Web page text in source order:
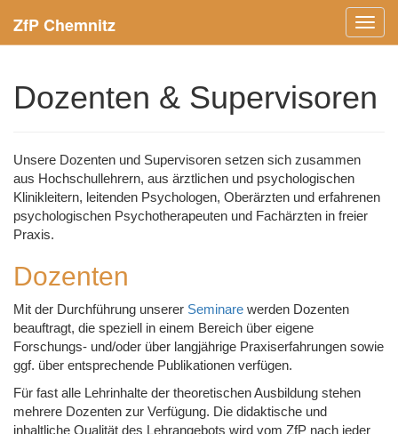
Menü
ein-/
ZfP Chemnitz
Dozenten & Supervisoren
Unsere Dozenten und Supervisoren setzen sich zusammen
aus Hochschullehrern, aus ärztlichen und psychologischen
Klinikleitern, leitenden Psychologen, Oberärzten und erfahrenen
psychologischen Psychotherapeuten und Fachärzten in freier
Praxis.
Dozenten
Mit der Durchführung unserer Seminare werden Dozenten
beauftragt, die speziell in einem Bereich über eigene
Forschungs- und/oder über langjährige Praxiserfahrungen sowie
ggf. über entsprechende Publikationen verfügen.
Für fast alle Lehrinhalte der theoretischen Ausbildung stehen
mehrere Dozenten zur Verfügung. Die didaktische und
inhaltliche Qualität des Lehrangebots wird vom ZfP nach jeder